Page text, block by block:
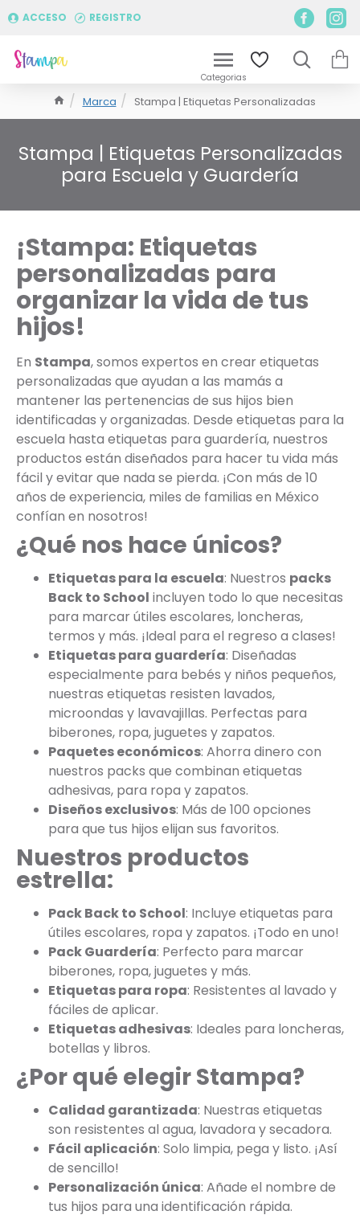
ACCESO REGISTRO
Marca Stampa | Etiquetas Personalizadas
Stampa | Etiquetas Personalizadas
para Escuela y Guardería
¡Stampa: Etiquetas
personalizadas para
organizar la vida de tus
hijos!
En Stampa, somos expertos en crear etiquetas
personalizadas que ayudan a las mamás a
mantener las pertenencias de sus hijos bien
identificadas y organizadas. Desde etiquetas para la
escuela hasta etiquetas para guardería, nuestros
productos están diseñados para hacer tu vida más
fácil y evitar que nada se pierda. ¡Con más de 10
años de experiencia, miles de familias en México
confían en nosotros!
¿Qué nos hace únicos?
Etiquetas para la escuela: Nuestros packs
Back to School incluyen todo lo que necesitas
para marcar útiles escolares, loncheras,
termos y más. ¡Ideal para el regreso a clases!
Etiquetas para guardería: Diseñadas
especialmente para bebés y niños pequeños,
nuestras etiquetas resisten lavados,
microondas y lavavajillas. Perfectas para
biberones, ropa, juguetes y zapatos.
Paquetes económicos: Ahorra dinero con
nuestros packs que combinan etiquetas
adhesivas, para ropa y zapatos.
Diseños exclusivos: Más de 100 opciones
para que tus hijos elijan sus favoritos.
Nuestros productos
estrella:
Pack Back to School: Incluye etiquetas para
útiles escolares, ropa y zapatos. ¡Todo en uno!
Pack Guardería: Perfecto para marcar
biberones, ropa, juguetes y más.
Etiquetas para ropa: Resistentes al lavado y
fáciles de aplicar.
Etiquetas adhesivas: Ideales para loncheras,
botellas y libros.
¿Por qué elegir Stampa?
Calidad garantizada: Nuestras etiquetas
son resistentes al agua, lavadora y secadora.
Fácil aplicación: Solo limpia, pega y listo. ¡Así
de sencillo!
Personalización única: Añade el nombre de
tus hijos para una identificación rápida.